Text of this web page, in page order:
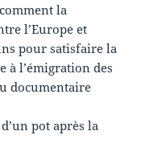
la
l’Europe et
pour satisfaire la
à l’émigration des
documentaire
pot après la